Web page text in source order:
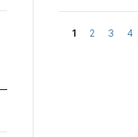
1 2 3 4